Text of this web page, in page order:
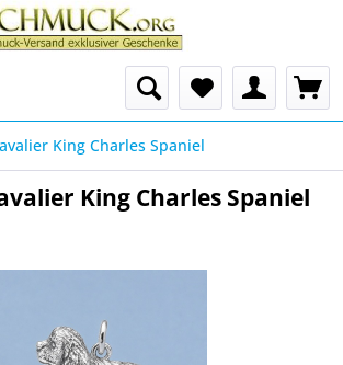
King Charles Spaniel
King Charles Spaniel